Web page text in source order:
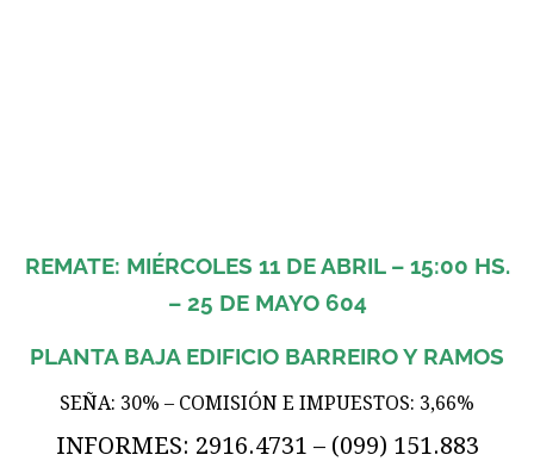
REMATE: MIÉRCOLES 11 DE ABRIL – 15:00 HS.
– 25 DE MAYO 604
PLANTA BAJA EDIFICIO BARREIRO Y RAMOS
SEÑA: 30% – COMISIÓN E IMPUESTOS: 3,66%
INFORMES: 2916.4731 – (099) 151.883